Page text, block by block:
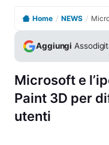
Home / NEWS /
Aggiungi
Microsoft e
Paint 3D per
utenti